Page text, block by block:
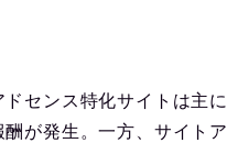
ドセンス特化サイトは主
が発生。一方、サイト